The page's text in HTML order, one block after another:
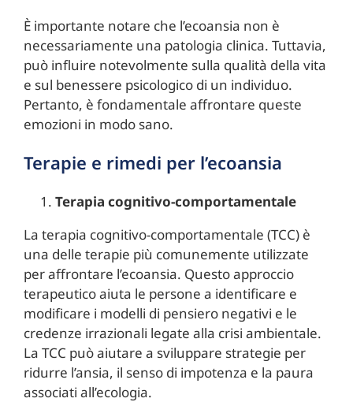
È importante notare che l’ecoansia non è
necessariamente una patologia clinica. Tuttavia,
può influire notevolmente sulla qualità della vita
e sul benessere psicologico di un individuo.
Pertanto, è fondamentale affrontare queste
emozioni in modo sano.
Terapie e rimedi per l’ecoansia
Terapia cognitivo-comportamentale
La terapia cognitivo-comportamentale (TCC) è
una delle terapie più comunemente utilizzate
per affrontare l’ecoansia. Questo approccio
terapeutico aiuta le persone a identificare e
modificare i modelli di pensiero negativi e le
credenze irrazionali legate alla crisi ambientale.
La TCC può aiutare a sviluppare strategie per
ridurre l’ansia, il senso di impotenza e la paura
associati all’ecologia.